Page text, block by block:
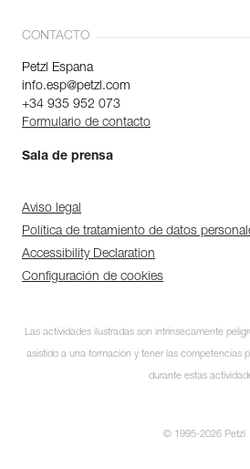
CONTACTO
Petzl Espana
info.esp@petzl.com
+34 935 952 073
Formulario de contacto
Sala de prensa
Aviso legal
Política de tratamiento de datos
Accessibility Declaration
Configuración de cookies
Las actividades ilustradas son intrínsecamente
asistido a una formación y tener las competencias
durante estas
© 1995-2026 Petzl